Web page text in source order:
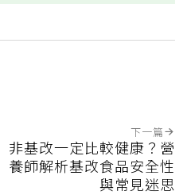
下一篇
非基改一定比較健康？營
養師解析基改食品安全性
與常見迷思